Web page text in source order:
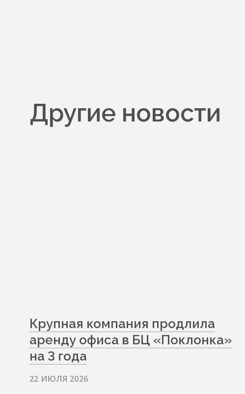
Другие новости
Крупная компания продлила
аренду офиса в БЦ «Поклонка»
на 3 года
22 ИЮЛЯ 2026